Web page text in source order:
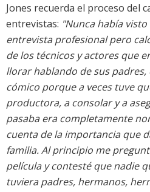
Jones recuerda el proceso del
entrevistas: "Nunca había
entrevista profesional pero
de los técnicos y actores que
llorar hablando de sus padres,
cómico porque a veces tuve
productora, a consolar y a
pasaba era completamente
cuenta de la importancia que
familia. Al principio me
película y contesté que nadie
tuviera padres, hermanos,